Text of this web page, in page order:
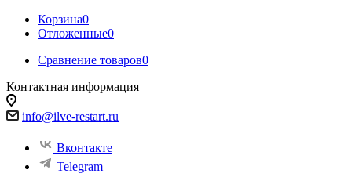
Корзина0
Отложенные0
Сравнение товаров0
Контактная информация
info@ilve-restart.ru
Вконтакте
Telegram